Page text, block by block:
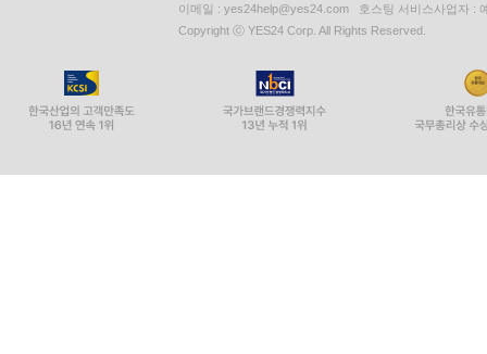
이메일 : yes24help@yes24.com 호스팅 서비스사업자 :
Copyright ⓒ YES24 Corp. All Rights Reserved.